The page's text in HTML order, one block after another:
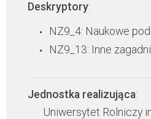
Deskryptory:
NZ9_4: Naukowe
NZ9_13: Inne
Jednostka realizująca:
Uniwersytet Rolniczy